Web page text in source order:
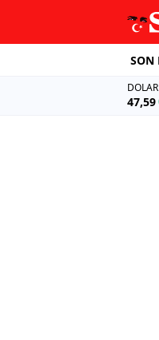
SON
DOLAR
47,59